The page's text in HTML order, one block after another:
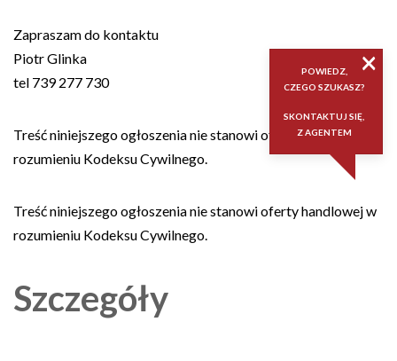
Zapraszam do kontaktu
Piotr Glinka
tel 739 277 730
Treść niniejszego ogłoszenia nie stanowi oferty handlowej w
rozumieniu Kodeksu Cywilnego.
Treść niniejszego ogłoszenia nie stanowi oferty handlowej w
rozumieniu Kodeksu Cywilnego.
Szczegóły
×
POWIEDZ,
CZEGO SZUKASZ?
SKONTAKTUJ SIĘ,
Z AGENTEM